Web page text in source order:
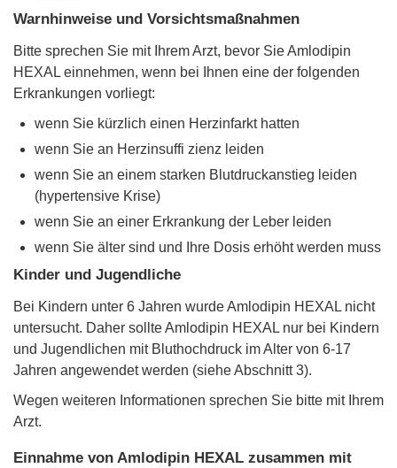
Warnhinweise und Vorsichtsmaßnahmen
Bitte sprechen Sie mit Ihrem Arzt, bevor Sie Amlodipin
HEXAL einnehmen, wenn bei Ihnen eine der folgenden
Erkrankungen vorliegt:
wenn Sie kürzlich einen Herzinfarkt hatten
wenn Sie an Herzinsuffi zienz leiden
wenn Sie an einem starken Blutdruckanstieg leiden
(hypertensive Krise)
wenn Sie an einer Erkrankung der Leber leiden
wenn Sie älter sind und Ihre Dosis erhöht werden muss
Kinder und Jugendliche
Bei Kindern unter 6 Jahren wurde Amlodipin HEXAL nicht
untersucht. Daher sollte Amlodipin HEXAL nur bei Kindern
und Jugendlichen mit Bluthochdruck im Alter von 6-17
Jahren angewendet werden (siehe Abschnitt 3).
Wegen weiteren Informationen sprechen Sie bitte mit Ihrem
Arzt.
Einnahme von Amlodipin HEXAL zusammen mit